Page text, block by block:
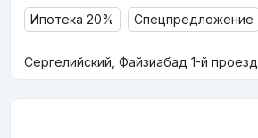
Ипотека 20% Спецпредложение
Сергелийский, Файзиабад 1-й проезд,